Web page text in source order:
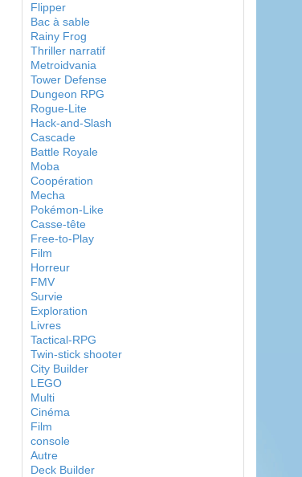
Flipper
Bac à sable
Rainy Frog
Thriller narratif
Metroidvania
Tower Defense
Dungeon RPG
Rogue-Lite
Hack-and-Slash
Cascade
Battle Royale
Moba
Coopération
Mecha
Pokémon-Like
Casse-tête
Free-to-Play
Film
Horreur
FMV
Survie
Exploration
Livres
Tactical-RPG
Twin-stick shooter
City Builder
LEGO
Multi
Cinéma
Film
console
Autre
Deck Builder